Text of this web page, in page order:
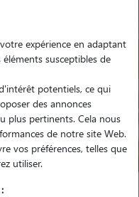
?
Sitter
expérience en adaptant
susceptibles de
potentiels, ce qui
des annonces
plus pertinents. Cela nous
de notre site Web.
vos préférences, telles que
utiliser.